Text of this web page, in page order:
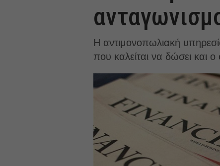
Η αντιμονοπωλιακή
που καλείται να δώσει και